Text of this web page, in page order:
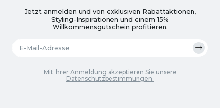
Jetzt anmelden und von exklusiven Rabattaktionen,
Styling-Inspirationen und einem 15%
Willkommensgutschein profitieren.
Mit Ihrer Anmeldung akzeptieren Sie unsere
Datenschutzbestimmungen.